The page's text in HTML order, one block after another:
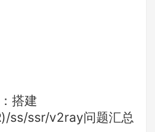
搭建
ss/ssr/v2ray问题汇总